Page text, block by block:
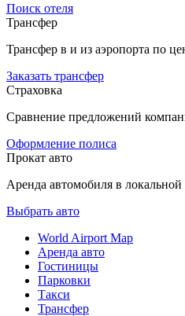
Поиск отеля
Трансфер
Трансфер в и из аэропорта по
Заказать трансфер
Страховка
Сравнение предложений
Оформление полиса
Прокат авто
Аренда автомобиля в
Выбрать авто
World Airport Map
Аренда авто
Гостиницы
Парковки
Такси
Трансфер